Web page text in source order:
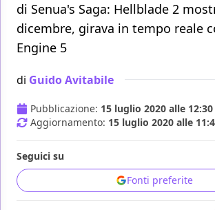
di Senua's Saga: Hellblade 2
dicembre, girava in tempo reale
Engine 5
di Guido Avitabile
Pubblicazione: 15 luglio 2020 alle 12:30
Aggiornamento: 15 luglio 2020 alle
Seguici su
Fonti preferite